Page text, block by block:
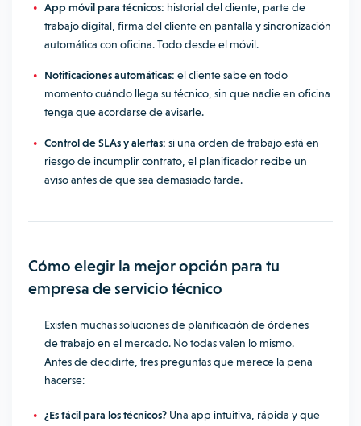
App móvil para técnicos: historial del cliente, parte de
trabajo digital, firma del cliente en pantalla y sincronización
automática con oficina. Todo desde el móvil.
Notificaciones automáticas: el cliente sabe en todo
momento cuándo llega su técnico, sin que nadie en oficina
tenga que acordarse de avisarle.
Control de SLAs y alertas: si una orden de trabajo está en
riesgo de incumplir contrato, el planificador recibe un
aviso antes de que sea demasiado tarde.
Cómo elegir la mejor opción para tu
empresa de servicio técnico
Existen muchas soluciones de planificación de órdenes
de trabajo en el mercado. No todas valen lo mismo.
Antes de decidirte, tres preguntas que merece la pena
hacerse:
¿Es fácil para los técnicos? Una app intuitiva, rápida y que